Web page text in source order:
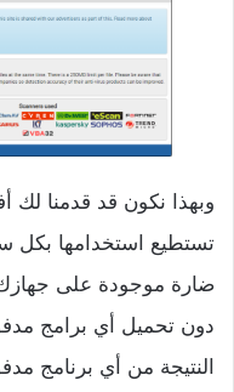
وبهذا نكون قد قدمنا لك
تستطيع استخدامها
ضارة موجودة على
دون تحميل أي برامج
النتيجة من أي برنامج